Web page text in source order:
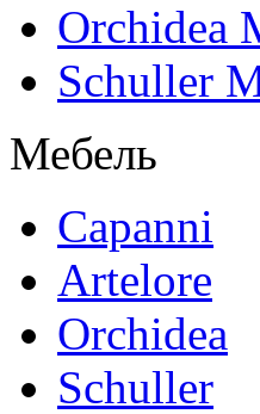
Orchidea
Schuller
Мебель
Capanni
Artelore
Orchidea
Schuller